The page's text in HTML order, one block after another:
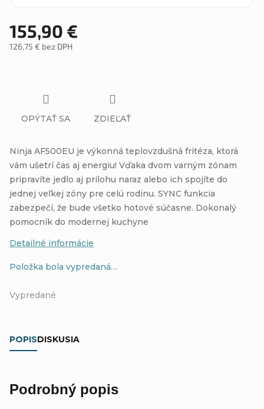
155,90 €
126,75 € bez DPH
Vypredané
Položka bola vypredaná…
Ninja AF500EU je výkonná teplovzdušná fritéza, ktorá
vám ušetrí čas aj energiu! Vďaka dvom varným zónam
pripravíte jedlo aj prílohu naraz alebo ich spojíte do
jednej veľkej zóny pre celú rodinu. SYNC funkcia
zabezpečí, že bude všetko hotové súčasne. Dokonalý
pomocník do modernej kuchyne
Detailné informácie
OPÝTAŤ SA ZDIEĽAŤ
POPISDISKUSIA
Podrobný popis